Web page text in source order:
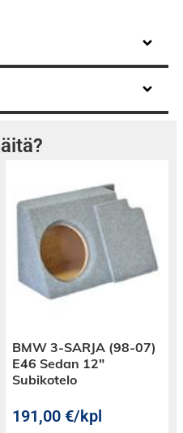
BMW 3-SARJA (98-07)
E46 Sedan 12″
Subikotelo
191,00€/kpl